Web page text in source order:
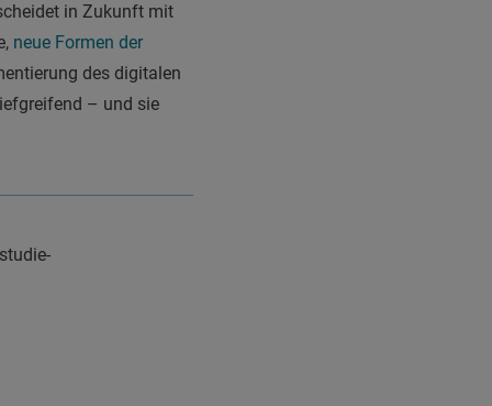
in Zukunft mit
neue Formen der
des digitalen
– und sie